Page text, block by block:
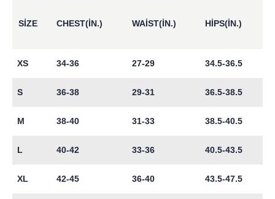
SIZE CHEST(IN.) WAIST(IN.) HIPS(IN.)
XS 34-36 27-29 34.5-36.5
S 36-38 29-31 36.5-38.5
M 38-40 31-33 38.5-40.5
L 40-42 33-36 40.5-43.5
XL 42-45 36-40 43.5-47.5